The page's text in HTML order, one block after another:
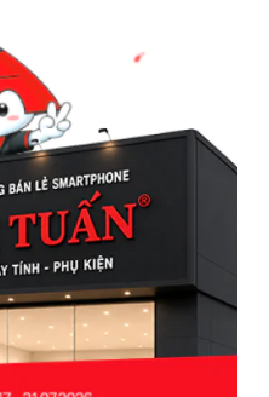
Apple
Apple